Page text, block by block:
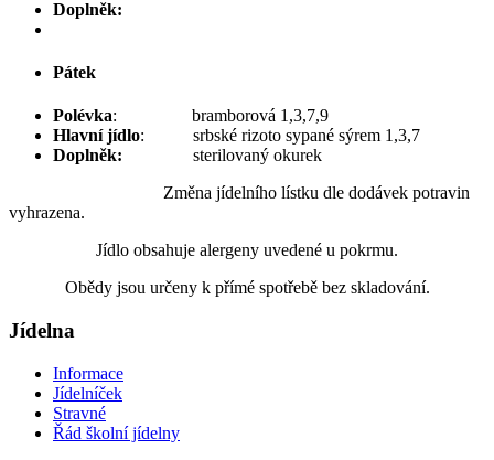
Doplněk:
Pátek
Polévka: bramborová 1,3,7,9
Hlavní jídlo: srbské rizoto sypané sýrem 1,3,7
Doplněk: sterilovaný okurek
Změna jídelního lístku dle dodávek potravin
vyhrazena.
Jídlo obsahuje alergeny uvedené u pokrmu.
Obědy jsou určeny k přímé spotřebě bez skladování.
Jídelna
Informace
Jídelníček
Stravné
Řád školní jídelny